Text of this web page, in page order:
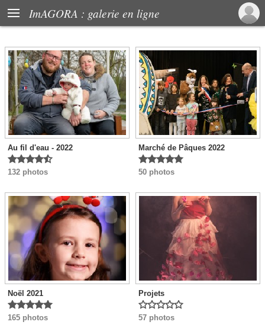
 ImAGORA : galerie en ligne
Au fil d'eau - 2022

132 photos
Marché de Pâques 2022

50 photos
Noël 2021

165 photos
Projets

57 photos